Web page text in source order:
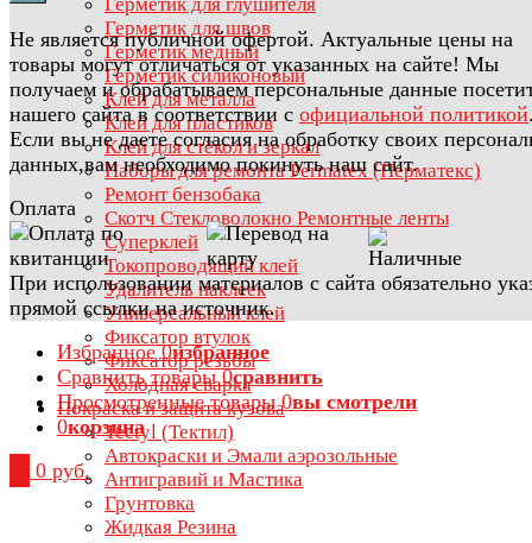
Герметик для швов
Герметик медный
Герметик силиконовый
Клей для металла
Клей для пластиков
Клей для стёкол и зеркал
Наборы для ремонта Permatex (Перматекс)
Ремонт бензобака
Скотч Стекловолокно Ремонтные ленты
Суперклей
Токопроводящий клей
Удалитель наклеек
Универсальный клей
Фиксатор втулок
Фиксатор резьбы
Холодная сварка
Покраска и защита кузова
Tectyl (Тектил)
Автокраски и Эмали аэрозольные
Антигравий и Мастика
Грунтовка
Жидкая Резина
Не является публичной офертой. Актуальные цены на
товары могут отличаться от указанных на сайте! Мы
получаем и обрабатываем персональные данные
нашего сайта в соответствии с официальной политикой
Если вы не даете согласия на обработку своих
данных,вам необходимо покинуть наш сайт.
Оплата
При использовании материалов с сайта обязательно
прямой ссылки на источник.
Избранное 0избранное
Сравнить товары 0сравнить
Просмотренные товары 0вы смотрели
0корзина
0 руб.